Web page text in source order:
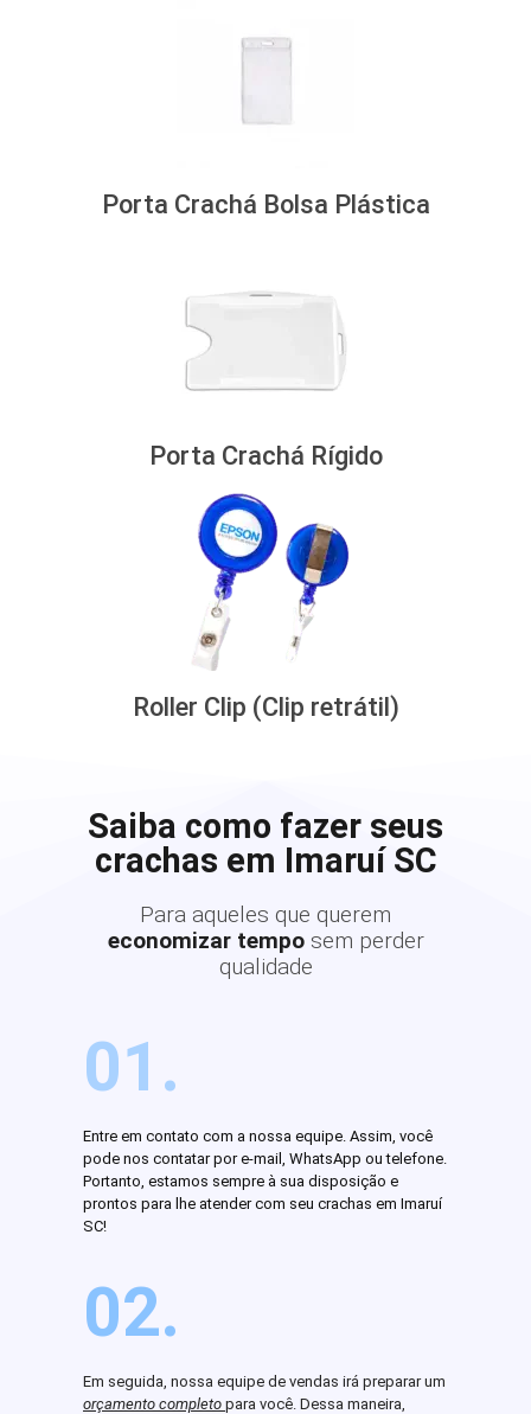
Porta Crachá Bolsa Plástica
Porta Crachá Rígido
Roller Clip (Clip retrátil)
Saiba como fazer seus
crachas em Imaruí SC
Para aqueles que querem
economizar tempo sem perder
qualidade
01.
Entre em contato com a nossa equipe. Assim, você
pode nos contatar por e-mail, WhatsApp ou telefone.
Portanto, estamos sempre à sua disposição e
prontos para lhe atender com seu crachas em Imaruí
SC!
02.
Em seguida, nossa equipe de vendas irá preparar um
orçamento completo para você. Dessa maneira,